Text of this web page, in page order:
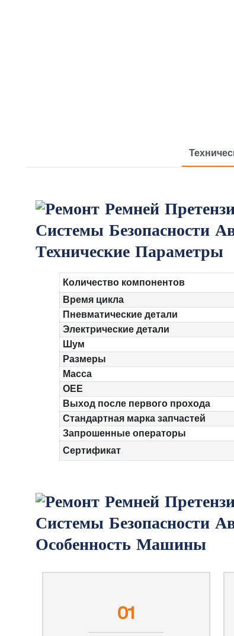
Технические Параметры
Количество компонентов
Время цикла
Пневматические детали
Электрические детали
Шум
Размеры
Масса
OEE
Выход после первого прохода
Стандартная марка запчастей
Запрошенные операторы
Сертификат
Особенность Машины
01